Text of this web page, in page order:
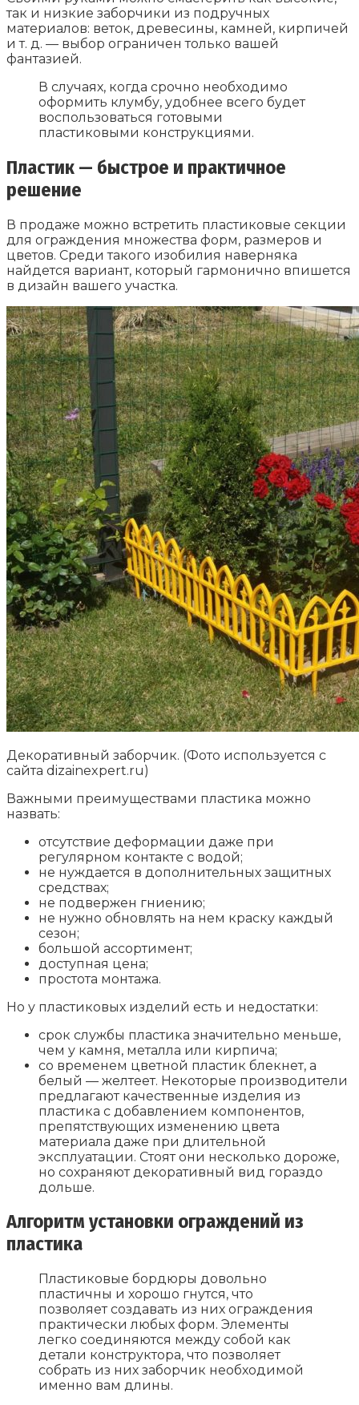
так и низкие заборчики из подручных
материалов: веток, древесины, камней, кирпичей
и т. д. — выбор ограничен только вашей
фантазией.
В случаях, когда срочно необходимо
оформить клумбу, удобнее всего будет
воспользоваться готовыми
пластиковыми конструкциями.
Пластик — быстрое и практичное
решение
В продаже можно встретить пластиковые секции
для ограждения множества форм, размеров и
цветов. Среди такого изобилия наверняка
найдется вариант, который гармонично впишется
в дизайн вашего участка.
Декоративный заборчик. (Фото используется с
сайта dizainexpert.ru)
Важными преимуществами пластика можно
назвать:
отсутствие деформации даже при
регулярном контакте с водой;
не нуждается в дополнительных защитных
средствах;
не подвержен гниению;
не нужно обновлять на нем краску каждый
сезон;
большой ассортимент;
доступная цена;
простота монтажа.
Но у пластиковых изделий есть и недостатки:
срок службы пластика значительно меньше,
чем у камня, металла или кирпича;
со временем цветной пластик блекнет, а
белый — желтеет. Некоторые производители
предлагают качественные изделия из
пластика с добавлением компонентов,
препятствующих изменению цвета
материала даже при длительной
эксплуатации. Стоят они несколько дороже,
но сохраняют декоративный вид гораздо
дольше.
Алгоритм установки ограждений из
пластика
Пластиковые бордюры довольно
пластичны и хорошо гнутся, что
позволяет создавать из них ограждения
практически любых форм. Элементы
легко соединяются между собой как
детали конструктора, что позволяет
собрать из них заборчик необходимой
именно вам длины.